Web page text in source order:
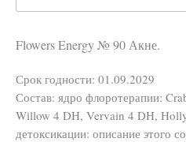
Flowers Energy № 90 Акне.
Срок годности: 01.09.2029
Состав: ядро флоротерапии:
Willow 4 DH, Vervain 4 DH,
детоксикации: описание этого